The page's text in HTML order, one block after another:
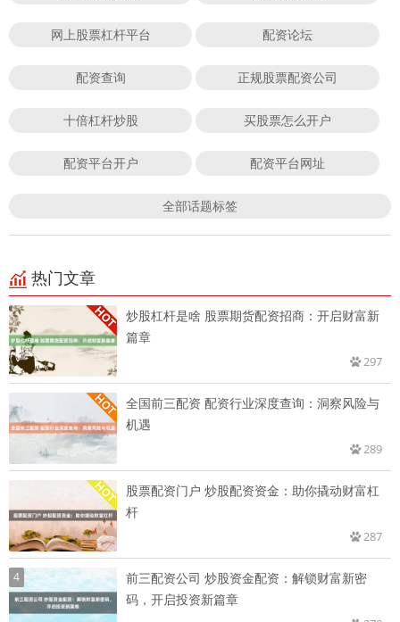
网上股票杠杆平台 配资论坛
配资查询 正规股票配资公司
十倍杠杆炒股 买股票怎么开户
配资平台开户 配资平台网址
全部话题标签
热门文章
炒股杠杆是啥 股票期货配资招商：开启财富新
篇章
297
全国前三配资 配资行业深度查询：洞察风险与
机遇
289
股票配资门户 炒股配资资金：助你撬动财富杠
杆
287
4
前三配资公司 炒股资金配资：解锁财富新密
码，开启投资新篇章